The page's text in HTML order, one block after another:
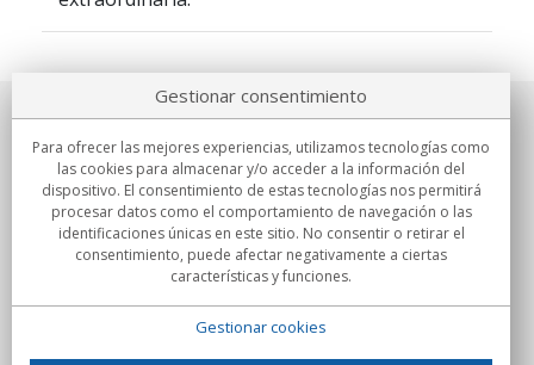
Sobre nosotros
Compromisos
Compras
Gestionar consentimiento
Para ofrecer las mejores experiencias, utilizamos tecnologías como
las cookies para almacenar y/o acceder a la información del
dispositivo. El consentimiento de estas tecnologías nos permitirá
procesar datos como el comportamiento de navegación o las
identificaciones únicas en este sitio. No consentir o retirar el
consentimiento, puede afectar negativamente a ciertas
características y funciones.
Gestionar cookies